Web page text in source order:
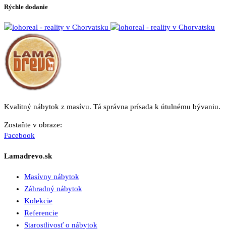
Rýchle dodanie
Kvalitný nábytok z masívu. Tá správna prísada k útulnému bývaniu.
Zostaňte v obraze:
Facebook
Lamadrevo.sk
Masívny nábytok
Záhradný nábytok
Kolekcie
Referencie
Starostlivosť o nábytok